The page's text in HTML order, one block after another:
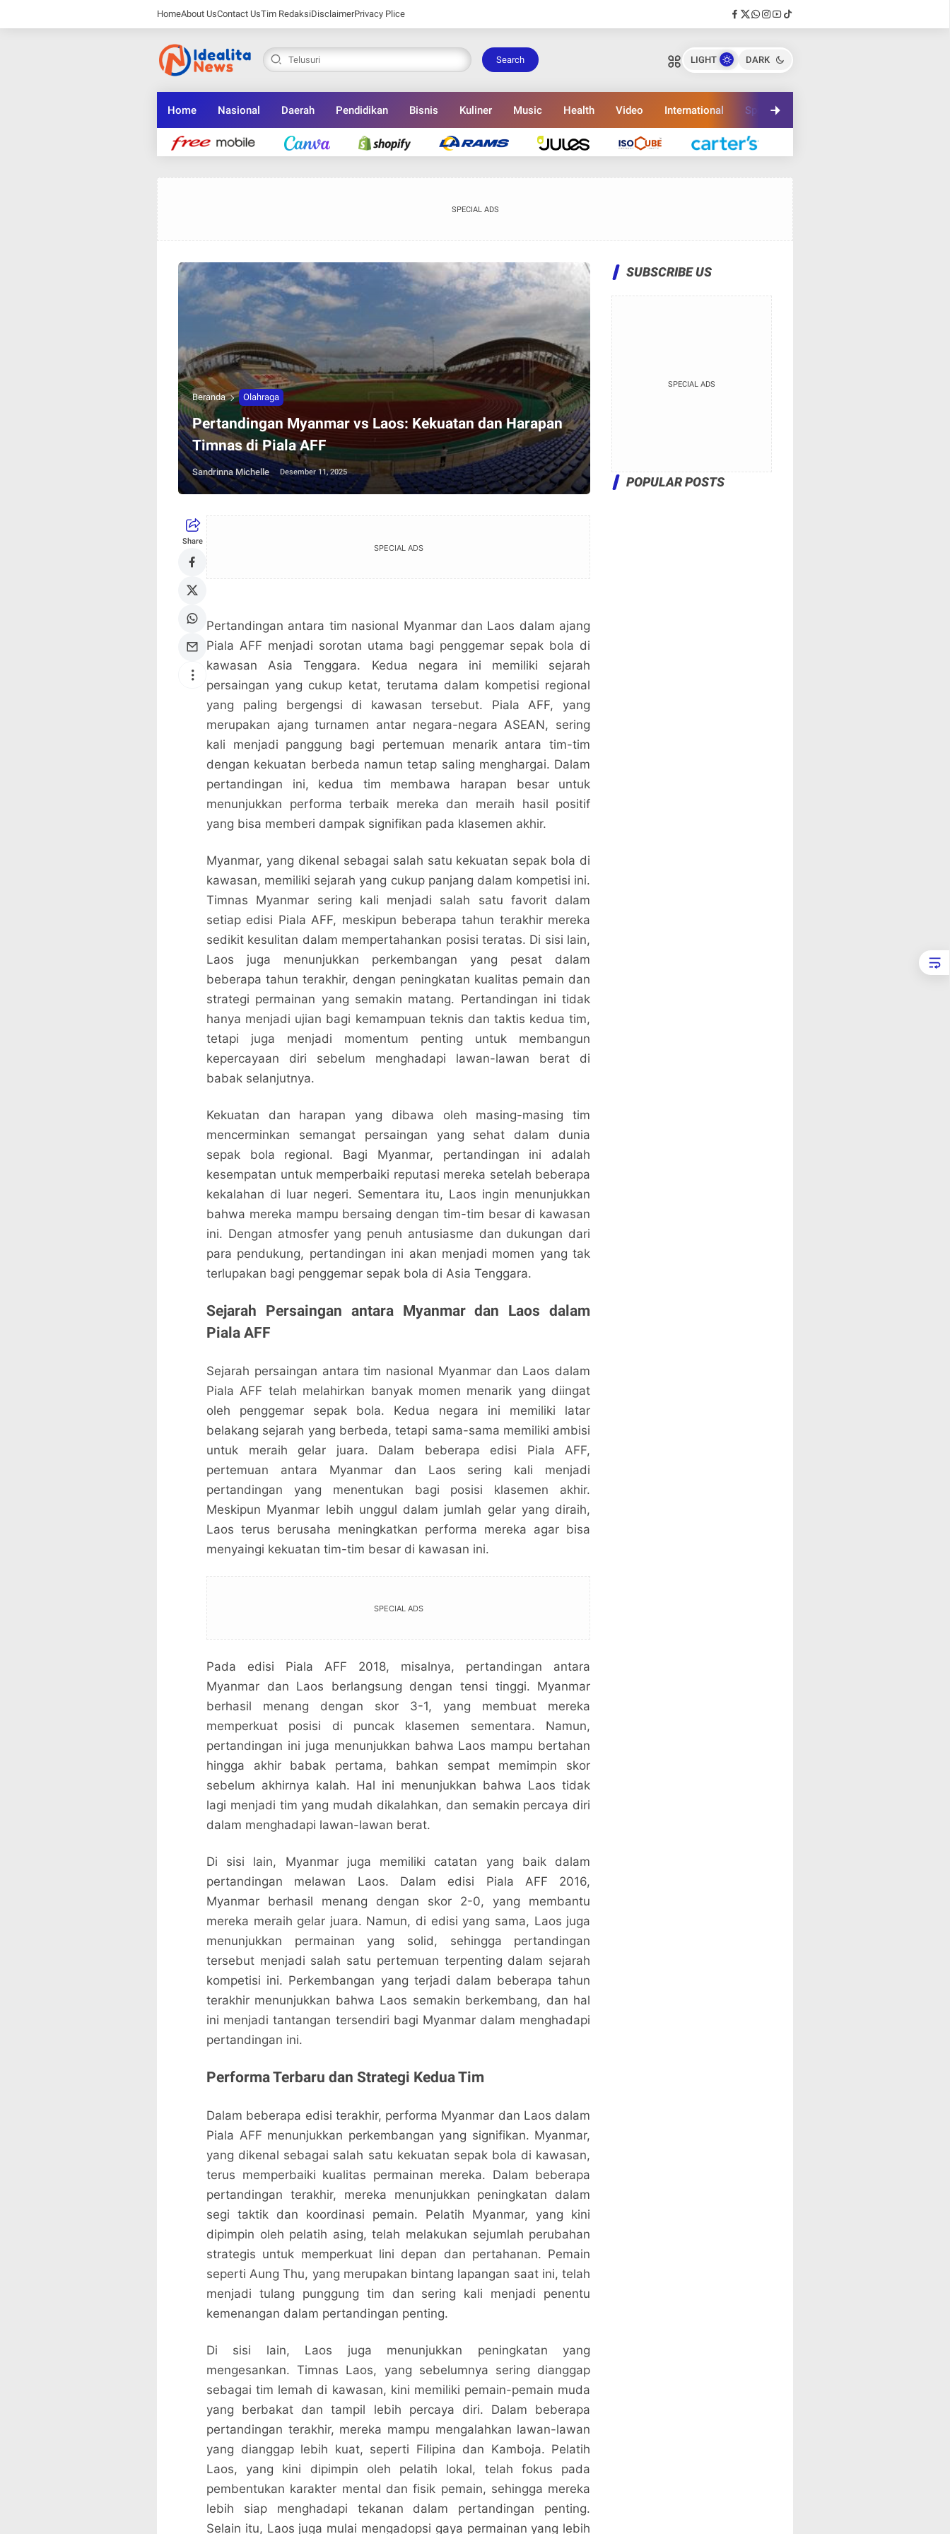
HomeAbout UsContact UsTim RedaksiDisclaimerPrivacy Plice
Search LIGHT DARK
Home Nasional Daerah Pendidikan Bisnis Kuliner Music Health Video International Sport
SPECIAL ADS
Beranda Olahraga
Pertandingan Myanmar vs Laos: Kekuatan dan Harapan
Timnas di Piala AFF
Sandrinna Michelle Desember 11, 2025
Share
Pertandingan Myanmar vs Laos: Kekuatan dan
Idealita News - Jurnalisme Jelas Tanpa Bias
Bagikan ke media lain
SPECIAL ADS
Pertandingan antara tim nasional Myanmar dan Laos dalam ajang
Piala AFF menjadi sorotan utama bagi penggemar sepak bola di
kawasan Asia Tenggara. Kedua negara ini memiliki sejarah
persaingan yang cukup ketat, terutama dalam kompetisi regional
yang paling bergengsi di kawasan tersebut. Piala AFF, yang
merupakan ajang turnamen antar negara-negara ASEAN, sering
kali menjadi panggung bagi pertemuan menarik antara tim-tim
dengan kekuatan berbeda namun tetap saling menghargai. Dalam
pertandingan ini, kedua tim membawa harapan besar untuk
menunjukkan performa terbaik mereka dan meraih hasil positif
yang bisa memberi dampak signifikan pada klasemen akhir.
Myanmar, yang dikenal sebagai salah satu kekuatan sepak bola di
kawasan, memiliki sejarah yang cukup panjang dalam kompetisi ini.
Timnas Myanmar sering kali menjadi salah satu favorit dalam
setiap edisi Piala AFF, meskipun beberapa tahun terakhir mereka
sedikit kesulitan dalam mempertahankan posisi teratas. Di sisi lain,
Laos juga menunjukkan perkembangan yang pesat dalam
beberapa tahun terakhir, dengan peningkatan kualitas pemain dan
strategi permainan yang semakin matang. Pertandingan ini tidak
hanya menjadi ujian bagi kemampuan teknis dan taktis kedua tim,
tetapi juga menjadi momentum penting untuk membangun
kepercayaan diri sebelum menghadapi lawan-lawan berat di
babak selanjutnya.
Kekuatan dan harapan yang dibawa oleh masing-masing tim
mencerminkan semangat persaingan yang sehat dalam dunia
sepak bola regional. Bagi Myanmar, pertandingan ini adalah
kesempatan untuk memperbaiki reputasi mereka setelah beberapa
kekalahan di luar negeri. Sementara itu, Laos ingin menunjukkan
bahwa mereka mampu bersaing dengan tim-tim besar di kawasan
ini. Dengan atmosfer yang penuh antusiasme dan dukungan dari
para pendukung, pertandingan ini akan menjadi momen yang tak
terlupakan bagi penggemar sepak bola di Asia Tenggara.
Sejarah Persaingan antara Myanmar dan Laos dalam
Piala AFF
Sejarah persaingan antara tim nasional Myanmar dan Laos dalam
Piala AFF telah melahirkan banyak momen menarik yang diingat
oleh penggemar sepak bola. Kedua negara ini memiliki latar
belakang sejarah yang berbeda, tetapi sama-sama memiliki ambisi
untuk meraih gelar juara. Dalam beberapa edisi Piala AFF,
pertemuan antara Myanmar dan Laos sering kali menjadi
pertandingan yang menentukan bagi posisi klasemen akhir.
Meskipun Myanmar lebih unggul dalam jumlah gelar yang diraih,
Laos terus berusaha meningkatkan performa mereka agar bisa
menyaingi kekuatan tim-tim besar di kawasan ini.
SPECIAL ADS
Pada edisi Piala AFF 2018, misalnya, pertandingan antara
Myanmar dan Laos berlangsung dengan tensi tinggi. Myanmar
berhasil menang dengan skor 3-1, yang membuat mereka
memperkuat posisi di puncak klasemen sementara. Namun,
pertandingan ini juga menunjukkan bahwa Laos mampu bertahan
hingga akhir babak pertama, bahkan sempat memimpin skor
sebelum akhirnya kalah. Hal ini menunjukkan bahwa Laos tidak
lagi menjadi tim yang mudah dikalahkan, dan semakin percaya diri
dalam menghadapi lawan-lawan berat.
Di sisi lain, Myanmar juga memiliki catatan yang baik dalam
pertandingan melawan Laos. Dalam edisi Piala AFF 2016,
Myanmar berhasil menang dengan skor 2-0, yang membantu
mereka meraih gelar juara. Namun, di edisi yang sama, Laos juga
menunjukkan permainan yang solid, sehingga pertandingan
tersebut menjadi salah satu pertemuan terpenting dalam sejarah
kompetisi ini. Perkembangan yang terjadi dalam beberapa tahun
terakhir menunjukkan bahwa Laos semakin berkembang, dan hal
ini menjadi tantangan tersendiri bagi Myanmar dalam menghadapi
pertandingan ini.
Performa Terbaru dan Strategi Kedua Tim
Dalam beberapa edisi terakhir, performa Myanmar dan Laos dalam
Piala AFF menunjukkan perkembangan yang signifikan. Myanmar,
yang dikenal sebagai salah satu kekuatan sepak bola di kawasan,
terus memperbaiki kualitas permainan mereka. Dalam beberapa
pertandingan terakhir, mereka menunjukkan peningkatan dalam
segi taktik dan koordinasi pemain. Pelatih Myanmar, yang kini
dipimpin oleh pelatih asing, telah melakukan sejumlah perubahan
strategis untuk memperkuat lini depan dan pertahanan. Pemain
seperti Aung Thu, yang merupakan bintang lapangan saat ini, telah
menjadi tulang punggung tim dan sering kali menjadi penentu
kemenangan dalam pertandingan penting.
Di sisi lain, Laos juga menunjukkan peningkatan yang
mengesankan. Timnas Laos, yang sebelumnya sering dianggap
sebagai tim lemah di kawasan, kini memiliki pemain-pemain muda
yang berbakat dan tampil lebih percaya diri. Dalam beberapa
pertandingan terakhir, mereka mampu mengalahkan lawan-lawan
yang dianggap lebih kuat, seperti Filipina dan Kamboja. Pelatih
Laos, yang kini dipimpin oleh pelatih lokal, telah fokus pada
pembentukan karakter mental dan fisik pemain, sehingga mereka
lebih siap menghadapi tekanan dalam pertandingan penting.
Selain itu, Laos juga mulai mengadopsi gaya permainan yang lebih
Pertandingan Myanmar vs Laos: Kekuatan dan
Idealita News - Jurnalisme Jelas Tanpa Bias
Bagikan ke media lain
SUBSCRIBE US
SPECIAL ADS
POPULAR POSTS